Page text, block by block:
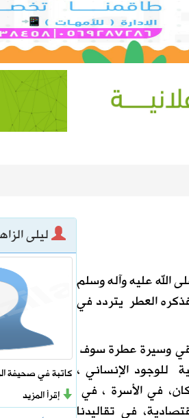
1448هـ عبر منصة «قبول»
الصيفي في لقاء على قناة الإخبارية
بزيادة المعروض خلال الأسابيع المقبلة
ليلى
كاتبة في صحيفة
إقرأ المزيد
الله عليه وآله وسلم
العطر يتردد في
وسيرة عطرة سوف
للوجود الإنساني ،
في الأسرة ، في
في تقاليدنا